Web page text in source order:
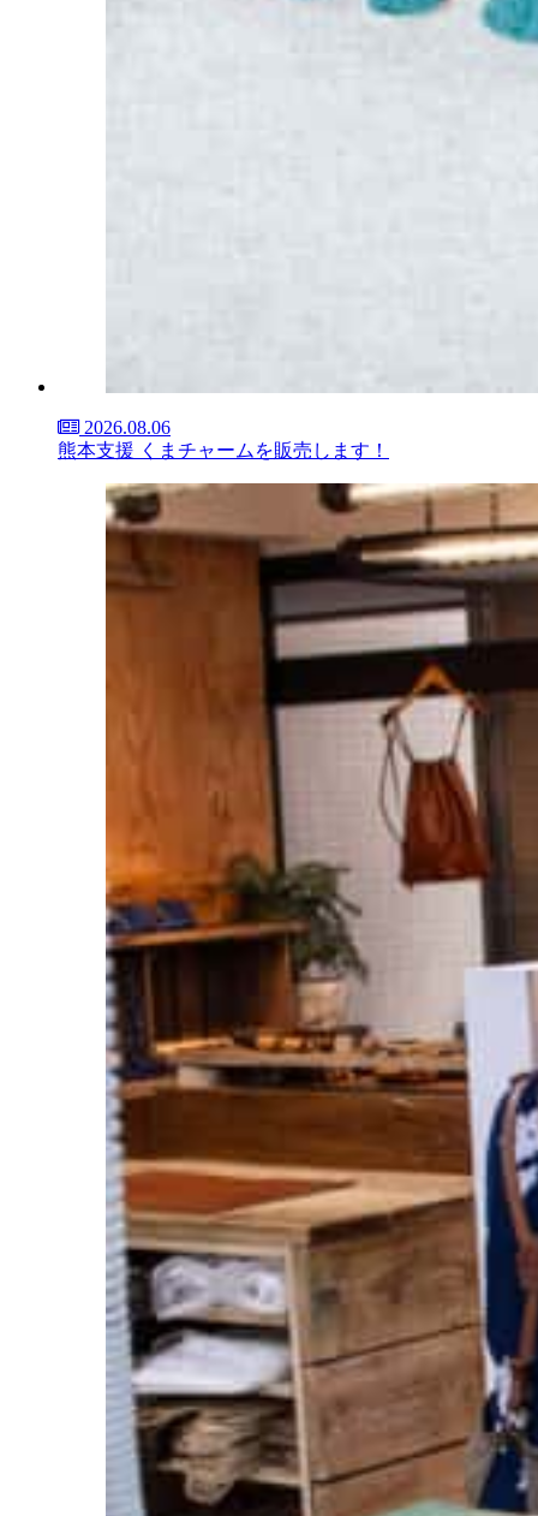
2026.08.06
熊本支援 くまチャームを販売します！